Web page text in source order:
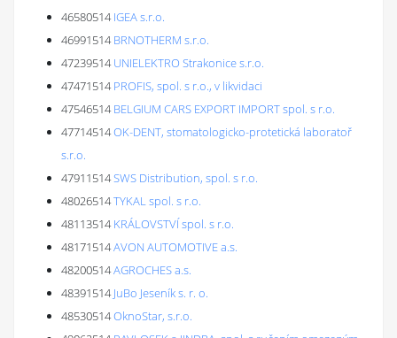
46580514 IGEA s.r.o.
46991514 BRNOTHERM s.r.o.
47239514 UNIELEKTRO Strakonice s.r.o.
47471514 PROFIS, spol. s r.o., v likvidaci
47546514 BELGIUM CARS EXPORT IMPORT spol. s r.o.
47714514OK-DENT, stomatologicko-protetická laboratoř
s.r.o.
47911514SWS Distribution, spol. s r.o.
48026514TYKAL spol. s r.o.
48113514 KRÁLOVSTVÍ spol. s r.o.
48171514AVON AUTOMOTIVE a.s.
48200514AGROCHES a.s.
48391514 JuBo Jeseník s. r. o.
48530514OknoStar, s.r.o.